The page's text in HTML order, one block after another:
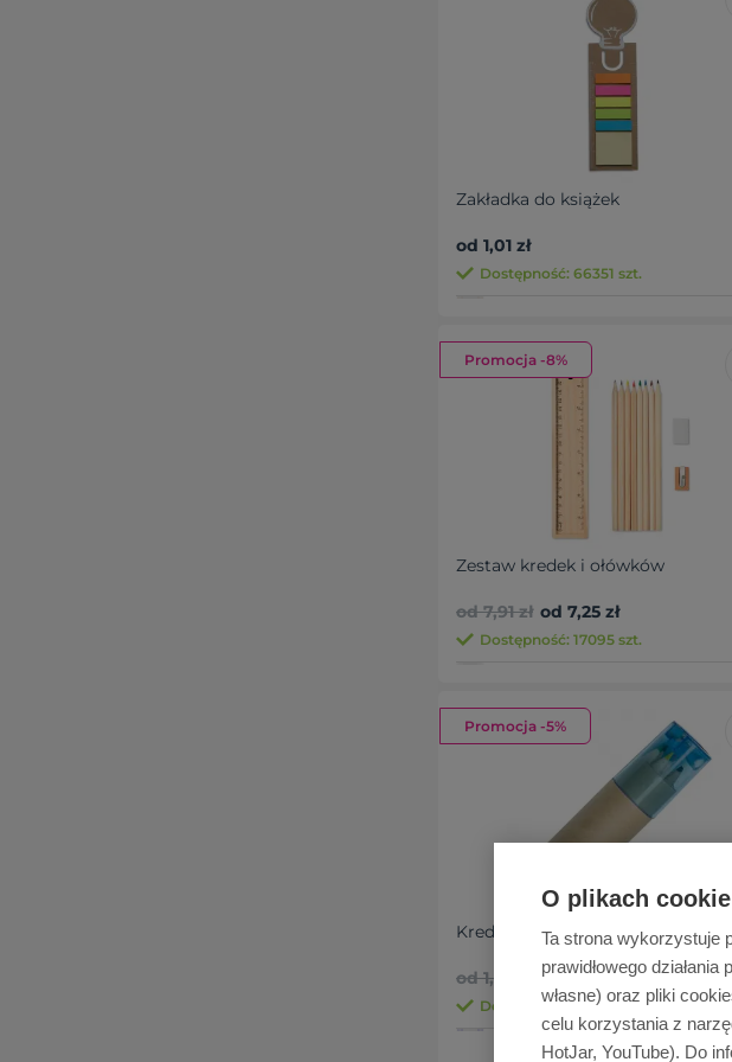
O plikach
Ta strona wykorzystuje
prawidłowego
własne) oraz pliki
celu korzystania z
HotJar, YouTube). Do
Zakładka do książek
od 1,01 zł
Dostępność: 66351 szt.
Promocja -8%
Zestaw kredek i ołówków
od 7,91 zł od 7,25 zł
Dostępność: 17095 szt.
Promocja -5%
Kredki drewniane BECKY
od 1,06 zł od 1,00 zł
Dostępność: 20465 szt.